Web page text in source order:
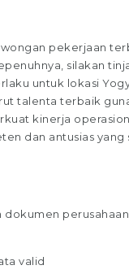
pekerjaan
silakan
untuk lokasi
talenta terbaik
kinerja
dan antusias
perusahaan
valid